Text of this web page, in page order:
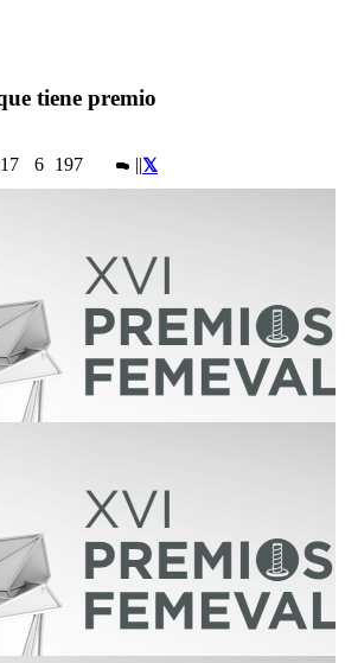
tiene premio
6 197 ||